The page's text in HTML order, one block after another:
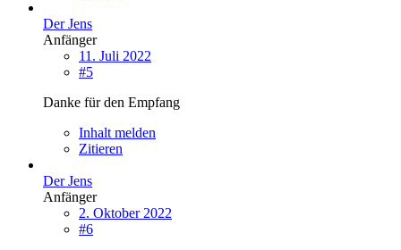
Der Jens
Anfänger
11. Juli 2022
#5
Danke für den Empfang
Inhalt melden
Zitieren
Der Jens
Anfänger
2. Oktober 2022
#6